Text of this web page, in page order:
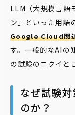
LLM（大規模言語
ン」といった用語
Google Cloud関
す。一般的なAIの
の試験のニクイと
なぜ試験
のか？